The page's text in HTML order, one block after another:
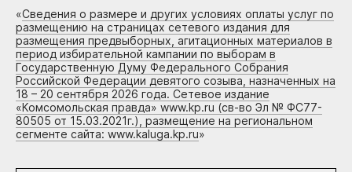
«Сведения о размере и других условиях оплаты услуг по
размещению на страницах сетевого издания для
размещения предвыборных, агитационных материалов в
период избирательной кампании по выборам в
Государственную Думу Федерального Собрания
Российской Федерации девятого созыва, назначенных на
18 – 20 сентября 2026 года. Сетевое издание
«Комсомольская правда» www.kp.ru (св-во Эл № ФС77-
80505 от 15.03.2021г.), размещение на региональном
сегменте сайта: www.kaluga.kp.ru»